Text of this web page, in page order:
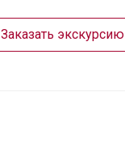
Заказать экскурсию